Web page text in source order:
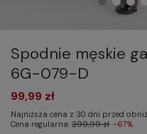
Spodnie męskie
6G-079-D
99,99 zł
Najniższa cena z 30 dni przed
Cena regularna: 299,99 zł -67%